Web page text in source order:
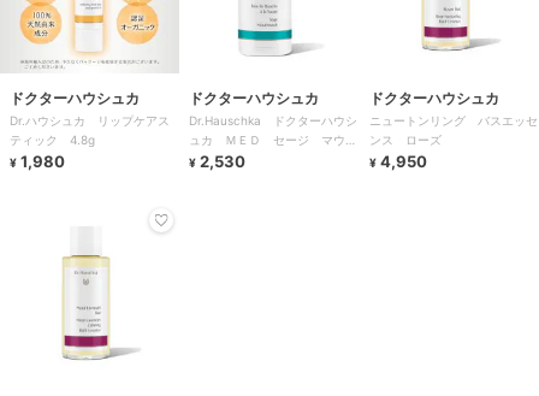
ドクターハウシュカ
Dr.ハウシュカ リップケアス
ティック 4.8g
¥ 1,980
ドクターハウシュカ
Dr.Hauschka ドクターハウシ
ュカ ＭＥＤ セージ マウス
ウォッシュ
¥ 2,530
ドクターハウシュカ
ニュートンリング バスエッセ
ンス ローズ
¥ 4,950